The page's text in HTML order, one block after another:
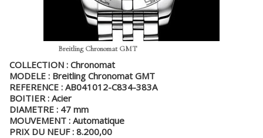
Breitling Chronomat GMT
COLLECTION : Chronomat
MODELE : Breitling Chronomat GMT
REFERENCE : AB041012-C834-383A
BOITIER : Acier
DIAMETRE : 47 mm
MOUVEMENT : Automatique
PRIX DU NEUF : 8.200,00